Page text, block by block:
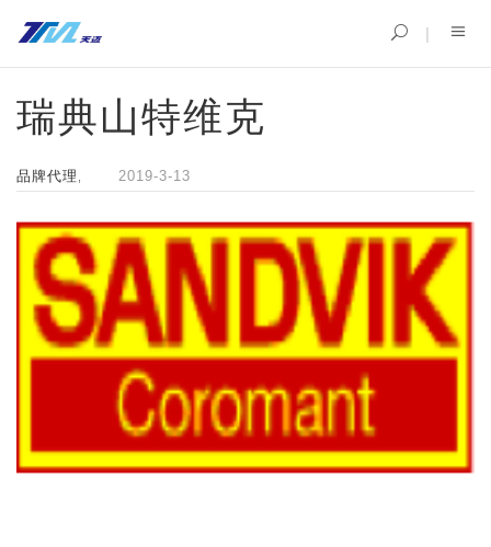
瑞典山特维克
品牌代理 2019-3-13